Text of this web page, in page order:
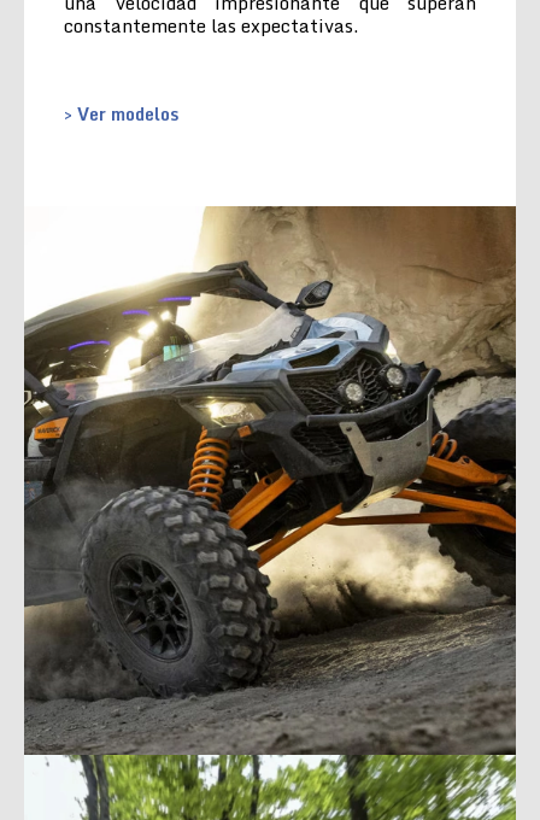
constantemente las expectativas.
> Ver modelos